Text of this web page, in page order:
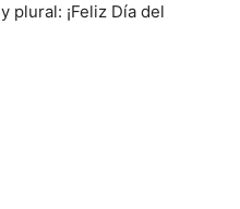
plural: ¡Feliz Día del